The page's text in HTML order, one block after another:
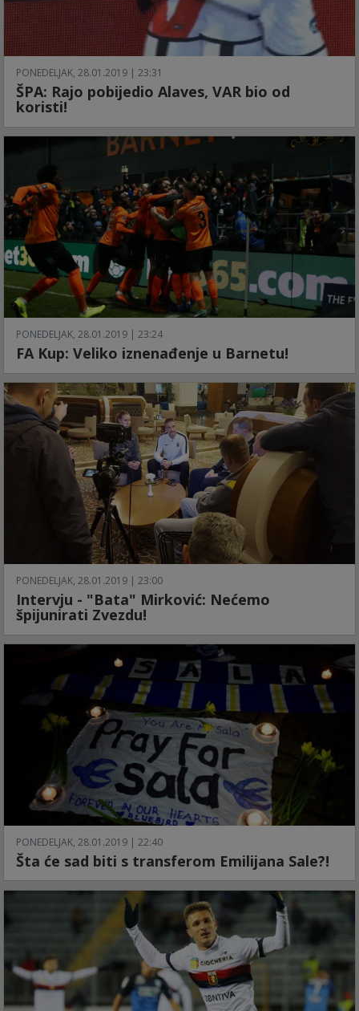
PONEDELJAK, 28.01.2019 | 23:31
ŠPA: Rajo pobijedio Alaves, VAR bio od
koristi!
PONEDELJAK, 28.01.2019 | 23:24
FA Kup: Veliko iznenađenje u Barnetu!
PONEDELJAK, 28.01.2019 | 23:00
Intervju - "Bata" Mirković: Nećemo
špijunirati Zvezdu!
PONEDELJAK, 28.01.2019 | 22:40
Šta će sad biti s transferom Emilijana Sale?!